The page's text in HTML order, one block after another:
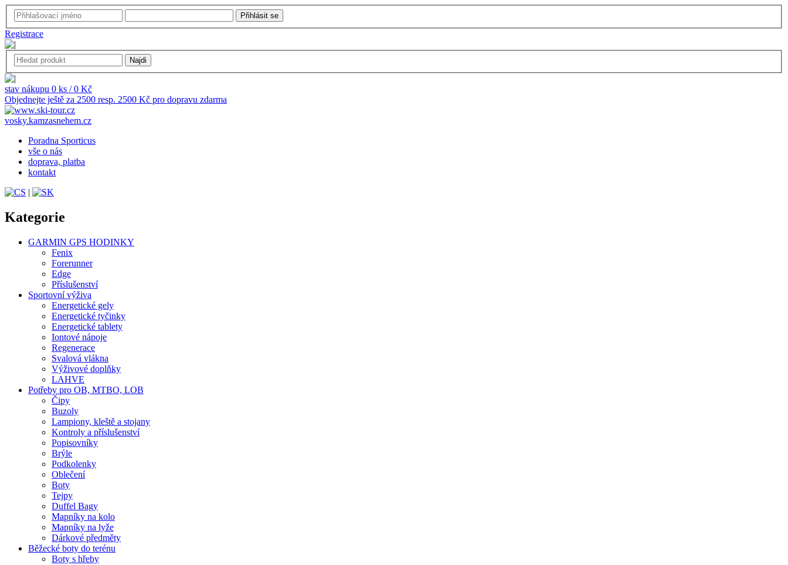
Registrace
stav nákupu 0 ks / 0 Kč
Objednejte ještě za 2500 resp. 2500 Kč pro dopravu zdarma
vosky.kamzasnehem.cz
Poradna Sporticus
vše o nás
doprava, platba
kontakt
|
Kategorie
GARMIN GPS HODINKY
Fenix
Forerunner
Edge
Příslušenství
Sportovní výživa
Energetické gely
Energetické tyčinky
Energetické tablety
Iontové nápoje
Regenerace
Svalová vlákna
Výživové doplňky
LAHVE
Potřeby pro OB, MTBO, LOB
Čipy
Buzoly
Lampiony, kleště a stojany
Kontroly a příslušenství
Popisovníky
Brýle
Podkolenky
Oblečení
Boty
Tejpy
Duffel Bagy
Mapníky na kolo
Mapníky na lyže
Dárkové předměty
Běžecké boty do terénu
Boty s hřeby